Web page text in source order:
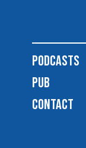
PODCASTS
PUB
CONTACT